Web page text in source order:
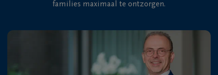
families maximaal te ontzorgen.